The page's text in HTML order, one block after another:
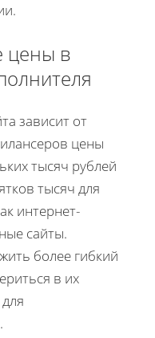
цены в
зависит от
цены
тысяч рублей
тысяч для
интернет-
сайты.
более гибкий
в их